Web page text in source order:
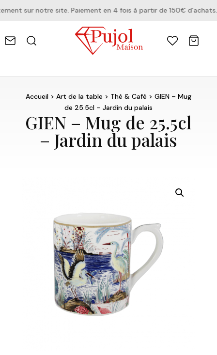
sur notre site. Paiement en 4 fois à partir de 150€ d'achats.
Accueil> Art de la table> Thé & Café> GIEN – Mug
de 25.5cl – Jardin du palais
GIEN – Mug de 25.5cl
– Jardin du palais